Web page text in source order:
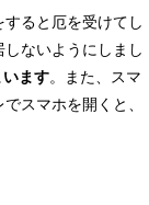
ると厄を受けてし
ないようにしまし
ます。また、スマ
スマホを開くと、